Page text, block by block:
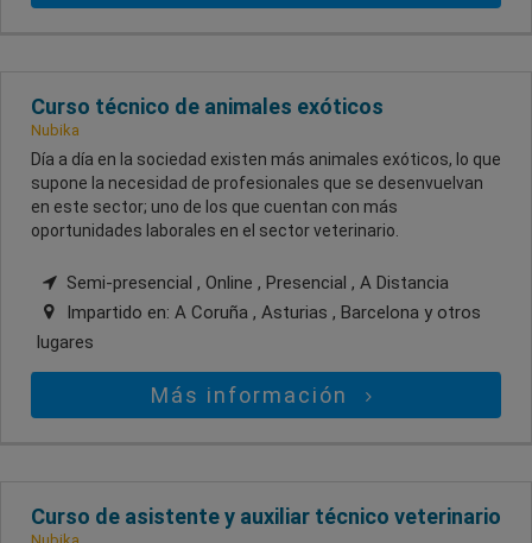
Curso técnico de animales exóticos
Nubika
Día a día en la sociedad existen más animales exóticos, lo que
supone la necesidad de profesionales que se desenvuelvan
en este sector; uno de los que cuentan con más
oportunidades laborales en el sector veterinario.
Semi-presencial , Online , Presencial , A Distancia
Impartido en: A Coruña , Asturias , Barcelona y otros
lugares
Más información
Curso de asistente y auxiliar técnico veterinario